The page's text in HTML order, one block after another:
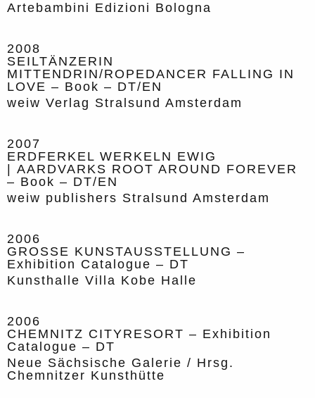
Artebambini Edizioni Bologna
2008
SEILTÄNZERIN
MITTENDRIN/ROPEDANCER FALLING IN
LOVE – Book – DT/EN
weiw Verlag Stralsund Amsterdam
2007
ERDFERKEL WERKELN EWIG
| AARDVARKS ROOT AROUND FOREVER
– Book – DT/EN
weiw publishers Stralsund Amsterdam
2006
GROSSE KUNSTAUSSTELLUNG –
Exhibition Catalogue – DT
Kunsthalle Villa Kobe Halle
2006
CHEMNITZ CITYRESORT – Exhibition
Catalogue – DT
Neue Sächsische Galerie / Hrsg.
Chemnitzer Kunsthütte